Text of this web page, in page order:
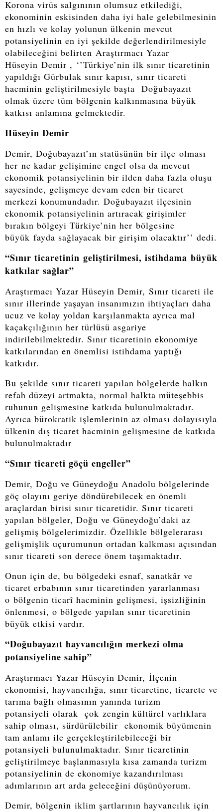
Korona virüs salgınının olumsuz etkilediği,
ekonominin eskisinden daha iyi hale gelebilmesinin
en hızlı ve kolay yolunun ülkenin mevcut
potansiyelinin en iyi şekilde değerlendirilmesiyle
olabileceğini belirten Araştırmacı Yazar
Hüseyin Demir , ‘’Türkiye’nin ilk sınır ticaretinin
yapıldığı Gürbulak sınır kapısı, sınır ticareti
hacminin geliştirilmesiyle başta Doğubayazıt
olmak üzere tüm bölgenin kalkınmasına büyük
katkısı anlamına gelmektedir.
Hüseyin Demir
Demir, Doğubayazıt’ın statüsünün bir ilçe olması
her ne kadar gelişimine engel olsa da mevcut
ekonomik potansiyelinin bir ilden daha fazla oluşu
sayesinde, gelişmeye devam eden bir ticaret
merkezi konumundadır. Doğubayazıt ilçesinin
ekonomik potansiyelinin artıracak girişimler
bırakın bölgeyi Türkiye’nin her bölgesine
büyük fayda sağlayacak bir girişim olacaktır’’ dedi.
“Sınır ticaretinin geliştirilmesi, istihdama büyük
katkılar sağlar”
Araştırmacı Yazar Hüseyin Demir, Sınır ticareti ile
sınır illerinde yaşayan insanımızın ihtiyaçları daha
ucuz ve kolay yoldan karşılanmakta ayrıca mal
kaçakçılığının her türlüsü asgariye
indirilebilmektedir. Sınır ticaretinin ekonomiye
katkılarından en önemlisi istihdama yaptığı
katkıdır.
Bu şekilde sınır ticareti yapılan bölgelerde halkın
refah düzeyi artmakta, normal halkta müteşebbis
ruhunun gelişmesine katkıda bulunulmaktadır.
Ayrıca bürokratik işlemlerinin az olması dolayısıyla
ülkenin dış ticaret hacminin gelişmesine de katkıda
bulunulmaktadır
“Sınır ticareti göçü engeller”
Demir, Doğu ve Güneydoğu Anadolu bölgelerinde
göç olayını geriye döndürebilecek en önemli
araçlardan birisi sınır ticaretidir. Sınır ticareti
yapılan bölgeler, Doğu ve Güneydoğu’daki az
gelişmiş bölgelerimizdir. Özellikle bölgelerarası
gelişmişlik uçurumunun ortadan kalkması açısından
sınır ticareti son derece önem taşımaktadır.
Onun için de, bu bölgedeki esnaf, sanatkâr ve
ticaret erbabının sınır ticaretinden yararlanması
o bölgenin ticarî hacminin gelişmesi, işsizliğinin
önlenmesi, o bölgede yapılan sınır ticaretinin
büyük etkisi vardır.
“Doğubayazıt hayvancılığın merkezi olma
potansiyeline sahip”
Araştırmacı Yazar Hüseyin Demir, İlçenin
ekonomisi, hayvancılığa, sınır ticaretine, ticarete ve
tarıma bağlı olmasının yanında turizm
potansiyeli olarak çok zengin kültürel varlıklara
sahip olması, sürdürülebilir ekonomik büyümenin
tam anlamı ile gerçekleştirilebileceği bir
potansiyeli bulunulmaktadır. Sınır ticaretinin
geliştirilmeye başlanmasıyla kısa zamanda turizm
potansiyelinin de ekonomiye kazandırılması
adımlarının art arda geleceğini düşünüyorum.
Demir, bölgenin iklim şartlarının hayvancılık için